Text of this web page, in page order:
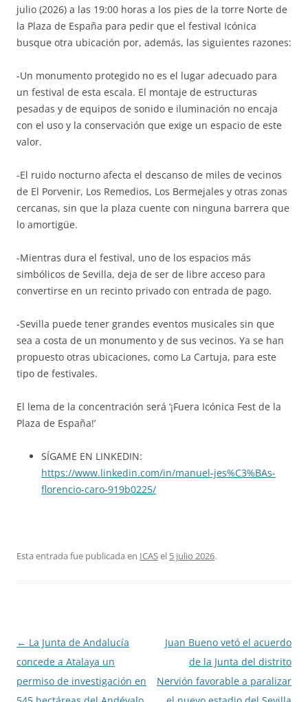
julio (2026) a las 19:00 horas a los pies de la torre Norte de
la Plaza de España para pedir que el festival Icónica
busque otra ubicación por, además, las siguientes razones:
-Un monumento protegido no es el lugar adecuado para
un festival de esta escala. El montaje de estructuras
pesadas y de equipos de sonido e iluminación no encaja
con el uso y la conservación que exige un espacio de este
valor.
-El ruido nocturno afecta el descanso de miles de vecinos
de El Porvenir, Los Remedios, Los Bermejales y otras zonas
cercanas, sin que la plaza cuente con ninguna barrera que
lo amortigüe.
-Mientras dura el festival, uno de los espacios más
simbólicos de Sevilla, deja de ser de libre acceso para
convertirse en un recinto privado con entrada de pago.
-Sevilla puede tener grandes eventos musicales sin que
sea a costa de un monumento y de sus vecinos. Ya se han
propuesto otras ubicaciones, como La Cartuja, para este
tipo de festivales.
El lema de la concentración será ‘¡Fuera Icónica Fest de la
Plaza de España!’
SÍGAME EN LINKEDIN:
https://www.linkedin.com/in/manuel-jes%C3%BAs-
florencio-caro-919b0225/
Esta entrada fue publicada en ICASel 5 julio 2026.
Navegación
de
entradas
← La Junta de Andalucía
concede a Atalaya un
permiso de investigación en
Juan Bueno vetó el acuerdo
de la Junta del distrito
Nervión favorable a paralizar